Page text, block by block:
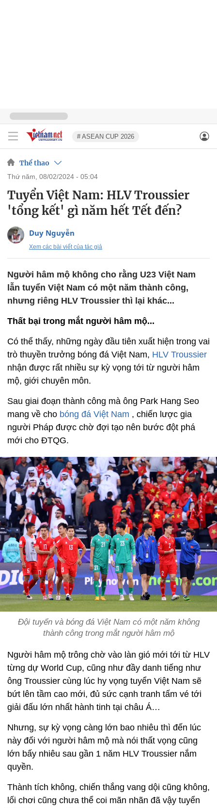
# ASEAN CUP 2026
Thể thao
thứ năm, 08/02/2024 - 05:04
Tuyển Việt Nam: HLV Troussier
'tổng kết' gì năm hết Tết đến?
Duy Nguyễn
Xem các bài viết của tác giả
Người hâm mộ không cho rằng U23 Việt Nam
lẫn tuyển Việt Nam có một năm thành công,
nhưng riêng HLV Troussier thì lại khác...
Thất bại trong mắt người hâm mộ...
Có thể thấy, những ngày đầu tiên xuất hiện trong vai
trò thuyền trưởng bóng đá Việt Nam, HLV Troussier
nhận được rất nhiều sự kỳ vọng tới từ người hâm
mộ, giới chuyên môn.
Sau giai đoạn thành công mà ông Park Hang Seo
mang về cho bóng đá Việt Nam , chiến lược gia
người Pháp được chờ đợi tạo nên bước đột phá
mới cho ĐTQG.
Đội tuyển và bóng đá Việt Nam có một năm không
thành công trong mắt người hâm mộ
Người hâm mộ trông chờ vào làn gió mới tới từ HLV
từng dự World Cup, cũng như đầy danh tiếng như
ông Troussier cùng lúc hy vọng tuyển Việt Nam sẽ
bứt lên tầm cao mới, đủ sức cạnh tranh tấm vé tới
giải đấu lớn nhất hành tinh tại châu Á…
Nhưng, sự kỳ vọng càng lớn bao nhiêu thì đến lúc
này đối với người hâm mộ mà nói thất vọng cũng
lớn bấy nhiêu sau gần 1 năm HLV Troussier nắm
quyền.
Thành tích không, chiến thắng vang dội cũng không,
lối chơi cũng chưa thể coi mãn nhãn đã vậy tuyển